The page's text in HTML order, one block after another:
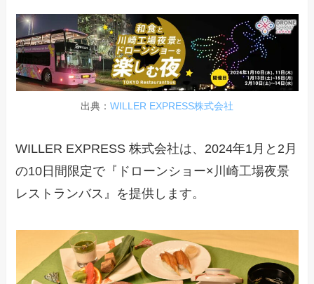
出典： WILLER EXPRESS株式会社
WILLER EXPRESS 株式会社は、2024年1月と2月
の10日間限定で『ドローンショー×川崎工場夜景
レストランバス』を提供します。